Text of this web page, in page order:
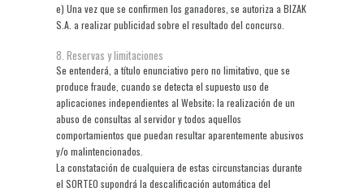
e) Una vez que se confirmen los ganadores, se autoriza a BIZAK
S.A. a realizar publicidad sobre el resultado del concurso.
8. Reservas y limitaciones
Se entenderá, a título enunciativo pero no limitativo, que se
produce fraude, cuando se detecta el supuesto uso de
aplicaciones independientes al Website; la realización de un
abuso de consultas al servidor y todos aquellos
comportamientos que puedan resultar aparentemente abusivos
y/o malintencionados.
La constatación de cualquiera de estas circunstancias durante
el SORTEO supondrá la descalificación automática del